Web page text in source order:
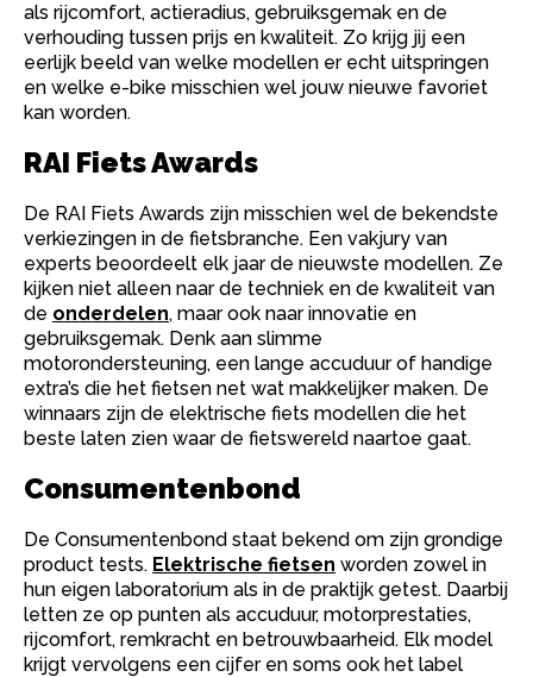
als rijcomfort, actieradius, gebruiksgemak en de
verhouding tussen prijs en kwaliteit. Zo krijg jij een
eerlijk beeld van welke modellen er echt uitspringen
en welke e-bike misschien wel jouw nieuwe favoriet
kan worden.
RAI Fiets Awards
De RAI Fiets Awards zijn misschien wel de bekendste
verkiezingen in de fietsbranche. Een vakjury van
experts beoordeelt elk jaar de nieuwste modellen. Ze
kijken niet alleen naar de techniek en de kwaliteit van
de onderdelen, maar ook naar innovatie en
gebruiksgemak. Denk aan slimme
motorondersteuning, een lange accuduur of handige
extra’s die het fietsen net wat makkelijker maken. De
winnaars zijn de elektrische fiets modellen die het
beste laten zien waar de fietswereld naartoe gaat.
Consumentenbond
De Consumentenbond staat bekend om zijn grondige
product tests. Elektrische fietsen worden zowel in
hun eigen laboratorium als in de praktijk getest. Daarbij
letten ze op punten als accuduur, motorprestaties,
rijcomfort, remkracht en betrouwbaarheid. Elk model
krijgt vervolgens een cijfer en soms ook het label